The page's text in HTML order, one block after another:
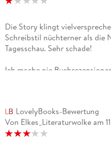
Die Story klingt
Schreibstil nüchterner als die
Tagesschau. Sehr schade!
Ich mache nie
auf. Lediglich die 3
berichtet wird werden im
der Liebesgeschichte auf die
LovelyBooks-Bewertung
Von Elkes_Literaturwolke am